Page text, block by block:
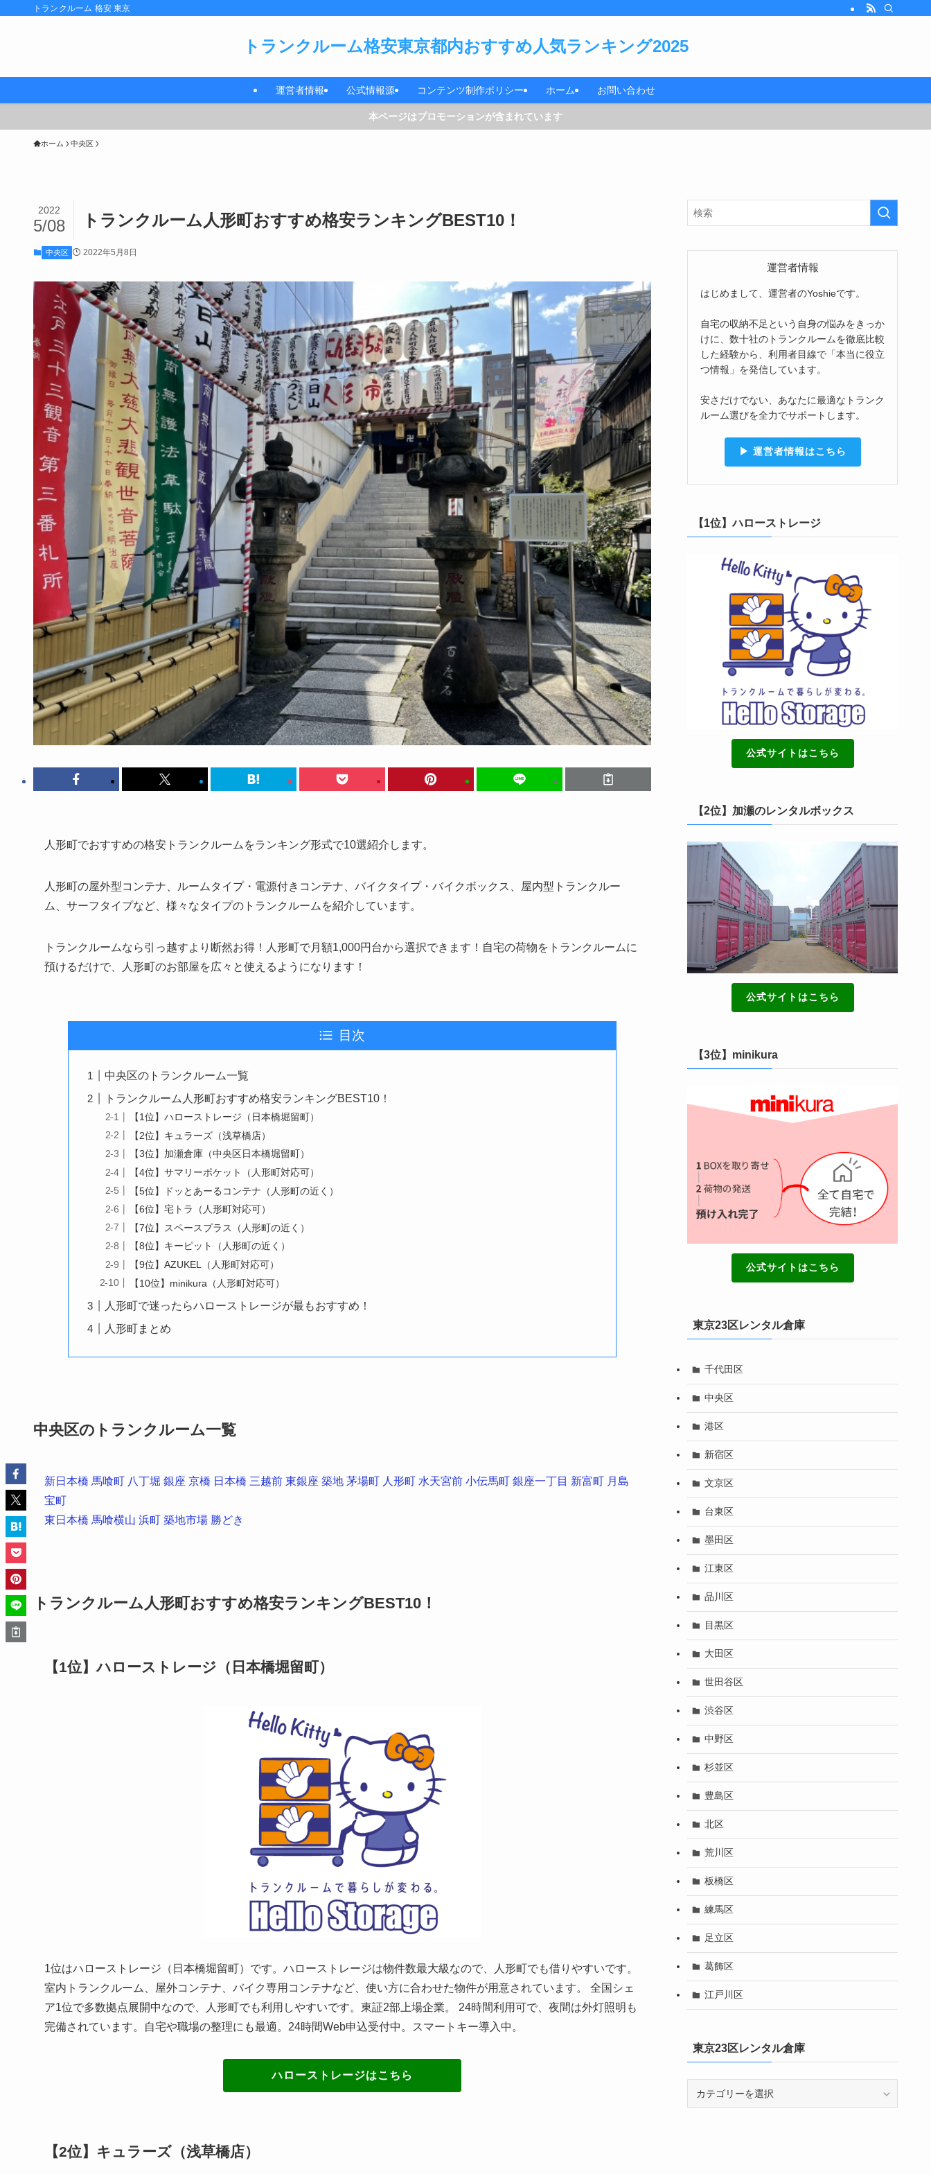
トランクルーム 格安 東京
トランクルーム格安東京都内おすすめ人気ランキング2025
運営者情報 公式情報源 コンテンツ制作ポリシー ホーム お問い合わせ
本ページはプロモーションが含まれています
ホーム 中央区
トランクルーム人形町おすすめ格安ランキングBEST10！
2022
5/08
中央区 2022年5月8日
人形町でおすすめの格安トランクルームをランキング形式で10選紹介します。
人形町の屋外型コンテナ、ルームタイプ・電源付きコンテナ、バイクタイプ・バイクボックス、屋内型トランクルー
ム、サーフタイプなど、様々なタイプのトランクルームを紹介しています。
トランクルームなら引っ越すより断然お得！人形町で月額1,000円台から選択できます！自宅の荷物をトランクルームに
預けるだけで、人形町のお部屋を広々と使えるようになります！
目次
中央区のトランクルーム一覧
トランクルーム人形町おすすめ格安ランキングBEST10！
【1位】ハローストレージ（日本橋堀留町）
【2位】キュラーズ（浅草橋店）
【3位】加瀬倉庫（中央区日本橋堀留町）
【4位】サマリーポケット（人形町対応可）
【5位】ドッとあーるコンテナ（人形町の近く）
【6位】宅トラ（人形町対応可）
【7位】スペースプラス（人形町の近く）
【8位】キーピット（人形町の近く）
【9位】AZUKEL（人形町対応可）
【10位】minikura（人形町対応可）
人形町で迷ったらハローストレージが最もおすすめ！
人形町まとめ
中央区のトランクルーム一覧
新日本橋 馬喰町 八丁堀 銀座 京橋 日本橋 三越前 東銀座 築地 茅場町 人形町 水天宮前 小伝馬町 銀座一丁目 新富町 月島
宝町
東日本橋 馬喰横山 浜町 築地市場 勝どき
トランクルーム人形町おすすめ格安ランキングBEST10！
【1位】ハローストレージ（日本橋堀留町）
1位はハローストレージ（日本橋堀留町）です。ハローストレージは物件数最大級なので、人形町でも借りやすいです。
室内トランクルーム、屋外コンテナ、バイク専用コンテナなど、使い方に合わせた物件が用意されています。 全国シェ
ア1位で多数拠点展開中なので、人形町でも利用しやすいです。東証2部上場企業。 24時間利用可で、夜間は外灯照明も
完備されています。自宅や職場の整理にも最適。24時間Web申込受付中。スマートキー導入中。
ハローストレージはこちら
【2位】キュラーズ（浅草橋店）
運営者情報
はじめまして、運営者のYoshieです。
自宅の収納不足という自身の悩みをきっか
けに、数十社のトランクルームを徹底比較
した経験から、利用者目線で「本当に役立
つ情報」を発信しています。
安さだけでない、あなたに最適なトランク
ルーム選びを全力でサポートします。
▶︎ 運営者情報はこちら
【1位】ハローストレージ
公式サイトはこちら
【2位】加瀬のレンタルボックス
公式サイトはこちら
【3位】minikura
公式サイトはこちら
東京23区レンタル倉庫
千代田区
中央区
港区
新宿区
文京区
台東区
墨田区
江東区
品川区
目黒区
大田区
世田谷区
渋谷区
中野区
杉並区
豊島区
北区
荒川区
板橋区
練馬区
足立区
葛飾区
江戸川区
東京23区レンタル倉庫